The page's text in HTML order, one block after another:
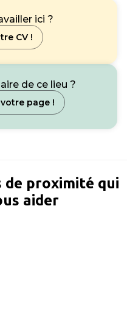
ici ?
CV !
de ce lieu ?
page !
de proximité qui
aider